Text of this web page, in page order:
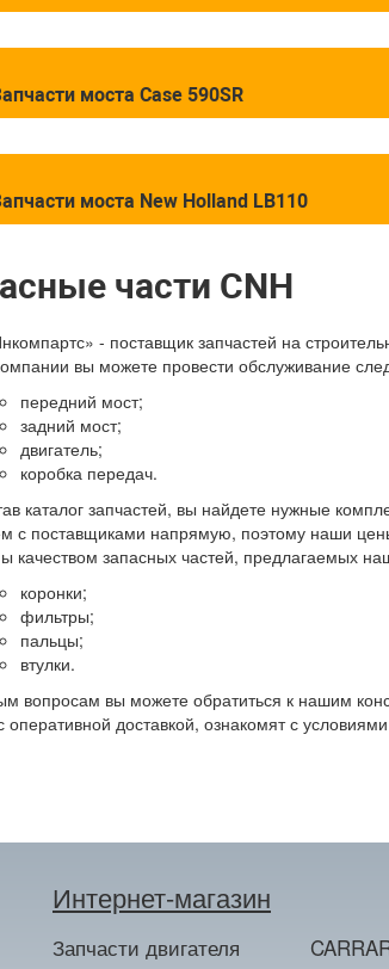
моста Case 590SR
моста New Holland LB110
части CNH
- поставщик запчастей на
вы можете провести обслуживание
передний мост;
задний мост;
двигатель;
коробка передач.
каталог запчастей, вы найдете нужные
с поставщиками напрямую, поэтому наши
качеством запасных частей, предлагаемых
коронки;
фильтры;
пальцы;
втулки.
вопросам вы можете обратиться к нашим
оперативной доставкой, ознакомят с
Интернет-магазин
Запчасти двигателя